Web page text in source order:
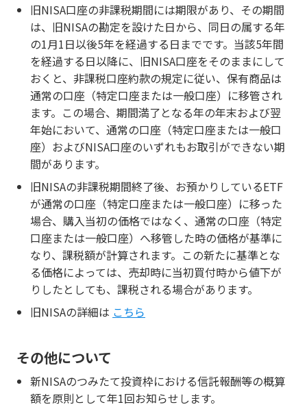
旧NISA口座の非課税期間には期限があり、その期間
は、旧NISAの勘定を設けた日から、同日の属する年
の1月1日以後5年を経過する日までです。当該5年間
を経過する日以降に、旧NISA口座をそのままにして
おくと、非課税口座約款の規定に従い、保有商品は
通常の口座（特定口座または一般口座）に移管され
ます。この場合、期間満了となる年の年末および翌
年始において、通常の口座（特定口座または一般口
座）およびNISA口座のいずれもお取引ができない期
間があります。
旧NISAの非課税期間終了後、お預かりしているETF
が通常の口座（特定口座または一般口座）に移った
場合、購入当初の価格ではなく、通常の口座（特定
口座または一般口座）へ移管した時の価格が基準に
なり、課税額が計算されます。この新たに基準とな
る価格によっては、売却時に当初買付時から値下が
りしたとしても、課税される場合があります。
旧NISAの詳細は こちら
その他について
新NISAのつみたて投資枠における信託報酬等の概算
額を原則として年1回お知らせします。